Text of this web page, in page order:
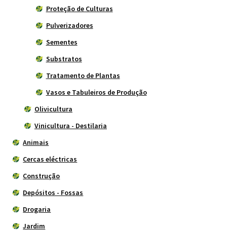
Proteção de Culturas
Pulverizadores
Sementes
Substratos
Tratamento de Plantas
Vasos e Tabuleiros de Produção
Olivicultura
Vinicultura - Destilaria
Animais
Cercas eléctricas
Construção
Depósitos - Fossas
Drogaria
Jardim